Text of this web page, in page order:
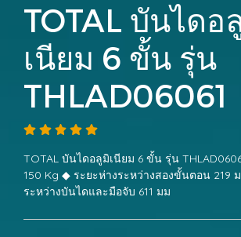
TOTAL บันไดอ
เนียม 6 ขั้น รุ่น
THLAD06061
TOTAL บันไดอลูมิเนียม 6 ขั้น รุ่น
150 Kg ◆ ระยะห่างระหว่างสองขั้นตอน 219
ระหว่างบันไดและมือจับ 611 มม